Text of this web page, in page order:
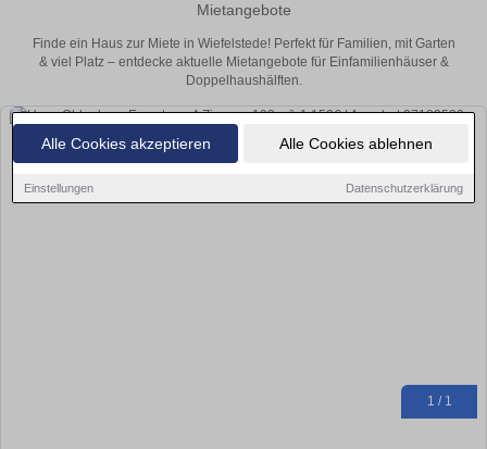
Alle Cookies akzeptieren Alle Cookies ablehnen
Einstellungen Datenschutzerklärung
Mietangebote
Finde ein Haus zur Miete in Wiefelstede! Perfekt für Familien, mit Garten
& viel Platz – entdecke aktuelle Mietangebote für Einfamilienhäuser &
Doppelhaushälften.
1 / 1